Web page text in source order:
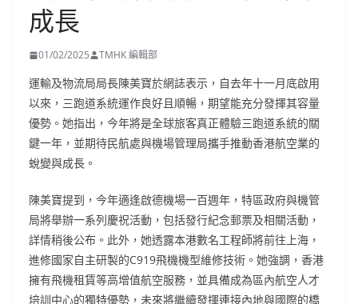
成長
01/02/2025 TMHK 編輯部
運輸及物流局局長陳美寶於網誌表示，自去年十一月底啟用
以來，三跑道系統運作良好且順暢，期望能充分發揮其容量
優勢。她指出，今年將是全球旅客真正體驗三跑道系統的關
鍵一年，並期待民航處與機場管理局攜手推動香港航空業的
蛻變與成長。
陳美寶提到，今年適逢啟德機場一百週年，特區政府與機管
局將舉辦一系列慶祝活動，包括發行紀念郵票及相關活動，
詳情稍後公布。此外，她透露本港數名工程師將前往上海，
進修國家自主研製的C919飛機機型維修技術。她強調，香港
擁有飛機租賃等高增值航空服務，並具備成為區內航空人才
培訓中心的獨特優勢，未來將繼續發揮連接內地與國際的橋